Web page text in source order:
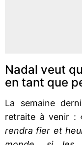
Nadal veut
en tant que
La semaine
retraite à venir :
rendra fier et